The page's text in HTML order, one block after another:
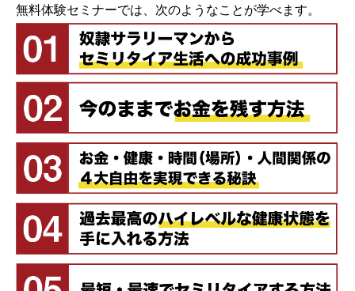
無料体験セミナーでは、次のようなことが学べます。